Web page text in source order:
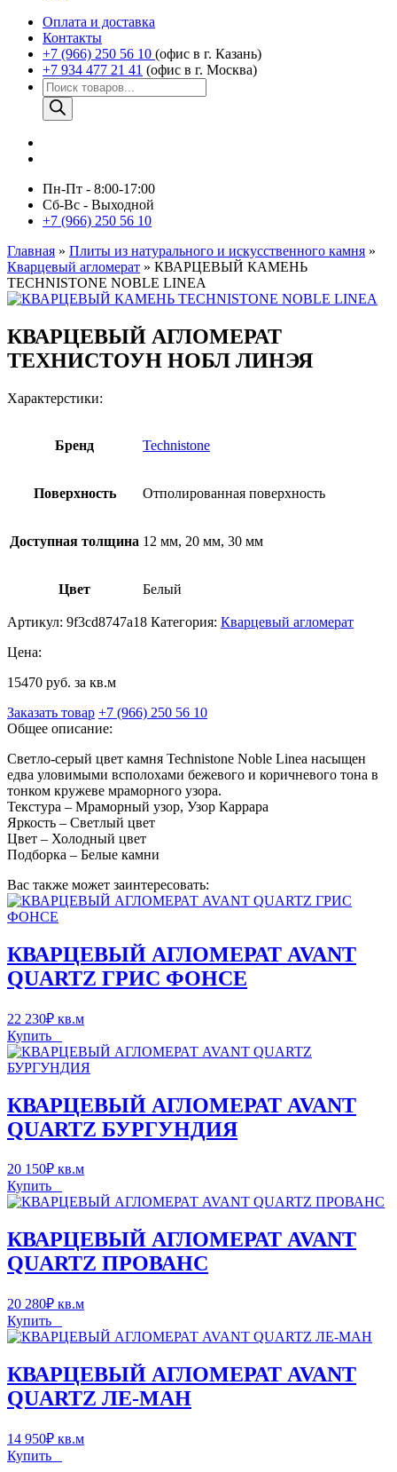
Оплата и доставка
Контакты
+7 (966) 250 56 10 (офис в г. Казань)
+7 934 477 21 41 (офис в г. Москва)
Поиск
товаров
Пн-Пт - 8:00-17:00
Сб-Вс - Выходной
+7 (966) 250 56 10
Главная » Плиты из натурального и искусственного камня »
Кварцевый агломерат » КВАРЦЕВЫЙ КАМЕНЬ
TECHNISTONE NOBLE LINEA
КВАРЦЕВЫЙ АГЛОМЕРАТ
ТЕХНИСТОУН НОБЛ ЛИНЭЯ
Характерстики:
Бренд Technistone
Поверхность Отполированная поверхность
Доступная толщина 12 мм, 20 мм, 30 мм
Цвет Белый
Артикул: 9f3cd8747a18 Категория: Кварцевый агломерат
Цена:
15470 руб. за кв.м
Заказать товар +7 (966) 250 56 10
Общее описание:
Светло-серый цвет камня Technistone Noble Linea насыщен
едва уловимыми всполохами бежевого и коричневого тона в
тонком кружеве мраморного узора.
Текстура – Мраморный узор, Узор Каррара
Яркость – Светлый цвет
Цвет – Холодный цвет
Подборка – Белые камни
Вас также может заинтересовать:
КВАРЦЕВЫЙ АГЛОМЕРАТ AVANT
QUARTZ ГРИС ФОНСЕ
22 230₽ кв.м
Купить
КВАРЦЕВЫЙ АГЛОМЕРАТ AVANT
QUARTZ БУРГУНДИЯ
20 150₽ кв.м
Купить
КВАРЦЕВЫЙ АГЛОМЕРАТ AVANT
QUARTZ ПРОВАНС
20 280₽ кв.м
Купить
КВАРЦЕВЫЙ АГЛОМЕРАТ AVANT
QUARTZ ЛЕ-МАН
14 950₽ кв.м
Купить